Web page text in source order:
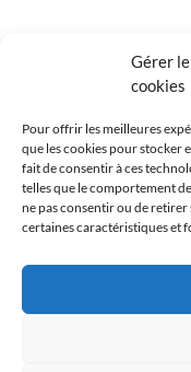
Gérer
cookies
Pour offrir les meilleures
que les cookies pour stocker
fait de consentir à ces
telles que le comportement
ne pas consentir ou de
certaines caractéristiques et